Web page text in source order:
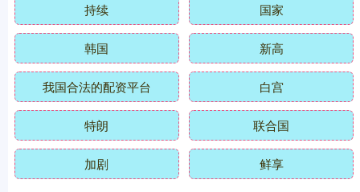
持续 国家
韩国 新高
我国合法的配资平台 白宫
特朗 联合国
加剧 鲜享